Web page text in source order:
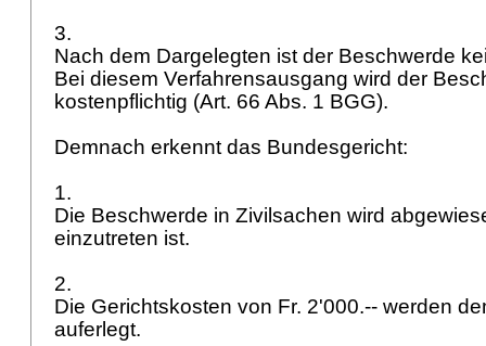
3.
Nach dem Dargelegten ist der Beschwerde
Bei diesem Verfahrensausgang wird der
kostenpflichtig (Art. 66 Abs. 1 BGG).
Demnach erkennt das Bundesgericht:
1.
Die Beschwerde in Zivilsachen wird
einzutreten ist.
2.
Die Gerichtskosten von Fr. 2'000.-- werden
auferlegt.